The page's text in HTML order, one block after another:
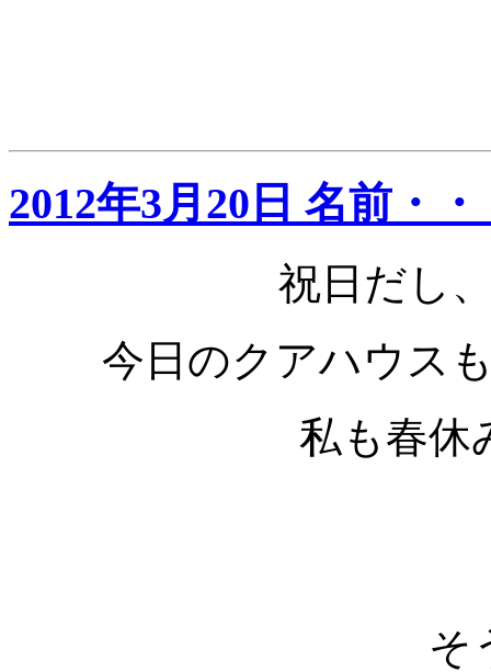
2012年3月20日 名前・
祝日だし
今日のクアハウス
私も春休
そ